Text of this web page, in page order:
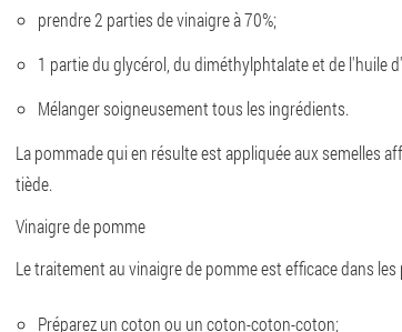
prendre 2 parties de vinaigre à 70%;
1 partie du glycérol, du diméthylphtalate et de l'huile
Mélanger soigneusement tous les ingrédients.
La pommade qui en résulte est appliquée aux semelles
tiède.
Vinaigre de pomme
Le traitement au vinaigre de pomme est efficace dans
Préparez un coton ou un coton-coton-coton;